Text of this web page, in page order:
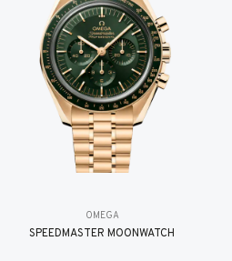
OMEGA
SPEEDMASTER MOONWATCH